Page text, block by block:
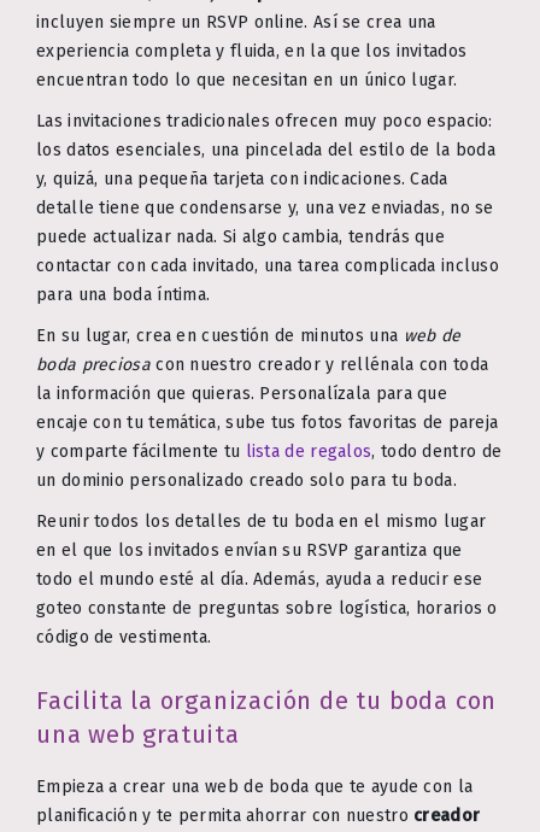
incluyen siempre un RSVP online. Así se crea una
experiencia completa y fluida, en la que los invitados
encuentran todo lo que necesitan en un único lugar.
Las invitaciones tradicionales ofrecen muy poco espacio:
los datos esenciales, una pincelada del estilo de la boda
y, quizá, una pequeña tarjeta con indicaciones. Cada
detalle tiene que condensarse y, una vez enviadas, no se
puede actualizar nada. Si algo cambia, tendrás que
contactar con cada invitado, una tarea complicada incluso
para una boda íntima.
En su lugar, crea en cuestión de minutos una web de
boda preciosacon nuestro creador y rellénala con toda
la información que quieras. Personalízala para que
encaje con tu temática, sube tus fotos favoritas de pareja
y comparte fácilmente tu lista de regalos, todo dentro de
un dominio personalizado creado solo para tu boda.
Reunir todos los detalles de tu boda en el mismo lugar
en el que los invitados envían su RSVP garantiza que
todo el mundo esté al día. Además, ayuda a reducir ese
goteo constante de preguntas sobre logística, horarios o
código de vestimenta.
Facilita la organización de tu boda con
una web gratuita
Empieza a crear una web de boda que te ayude con la
planificación y te permita ahorrar con nuestro creador